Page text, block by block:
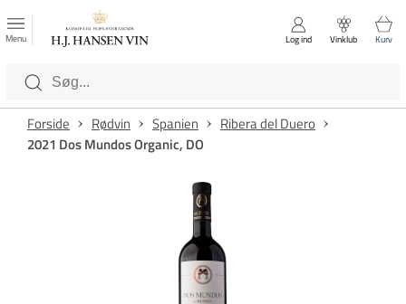
Luk
Kategorier
Menu Log ind Vinklub Kurv
Forside Rødvin Spanien
Ribera del Duero
2021 Dos Mundos Organic, DO